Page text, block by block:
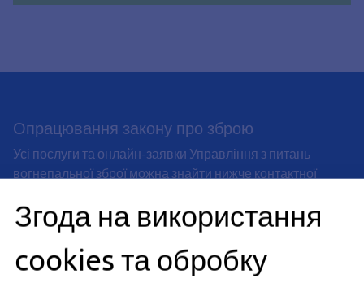
Опрацювання закону про зброю
Усі послуги та онлайн-заявки Управління з питань
вогнепальної зброї можна знайти нижче контактної
Адрес
Rathausplatz 1
Згода на використання
cookies та обробку